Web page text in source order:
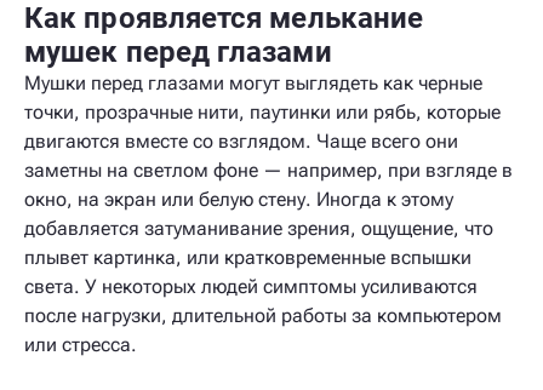
Как проявляется мелькание
мушек перед глазами
Мушки перед глазами могут выглядеть как черные
точки, прозрачные нити, паутинки или рябь, которые
двигаются вместе со взглядом. Чаще всего они
заметны на светлом фоне — например, при взгляде в
окно, на экран или белую стену. Иногда к этому
добавляется затуманивание зрения, ощущение, что
плывет картинка, или кратковременные вспышки
света. У некоторых людей симптомы усиливаются
после нагрузки, длительной работы за компьютером
или стресса.